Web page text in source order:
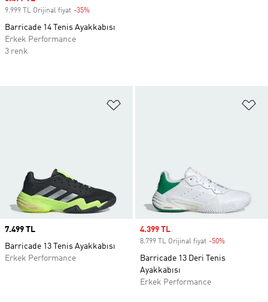
Price
7.499 TL
Barricade 13 Tenis Ayakkabısı
Erkek Performance
Sale price
4.399 TL
8.799 TL Orijinal fiyat -50%
Barricade 13 Deri Tenis
Ayakkabısı
Erkek Performance
9.999 TL Orijinal fiyat -35%
Barricade 14 Tenis Ayakkabısı
Erkek Performance
3 renk